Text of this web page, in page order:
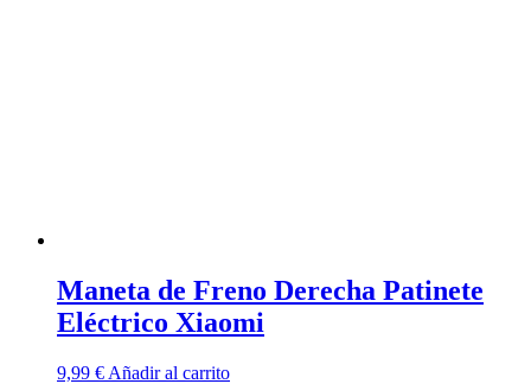
Maneta de Freno Derecha Patinete
Eléctrico Xiaomi
9,99 € Añadir al carrito